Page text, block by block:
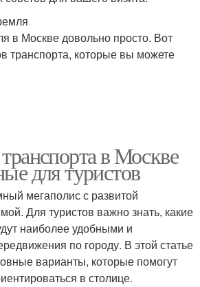
в Москве довольно просто. Вот
транспорта, которые вы можете
в Москве
для туристов
мегаполис с развитой
Для туристов важно знать, какие
наиболее удобными и
по городу. В этой статье
варианты, которые помогут
в столице.